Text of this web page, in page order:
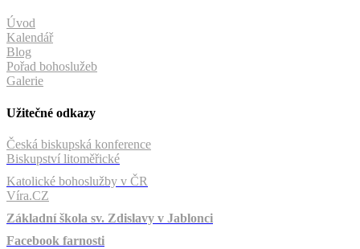
Úvod
Kalendář
Blog
Pořad bohoslužeb
Galerie
Užitečné odkazy
Česká biskupská konference
Biskupství litoměřické
Katolické bohoslužby v ČR
Víra.CZ
Základní škola sv. Zdislavy v Jablonci
Facebook farnosti